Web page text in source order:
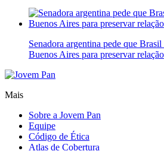
Senadora argentina pede que
Buenos Aires para preservar relação
Mais
Sobre a Jovem Pan
Equipe
Código de Ética
Atlas de Cobertura